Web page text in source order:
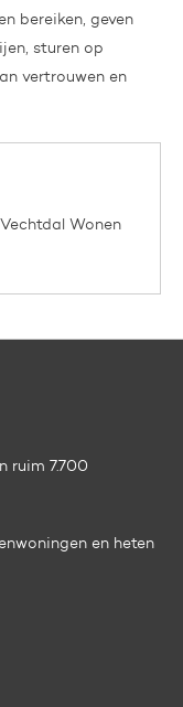
bereiken, geven
sturen op
vertrouwen en
Wonen
ruim 7.700
en heten